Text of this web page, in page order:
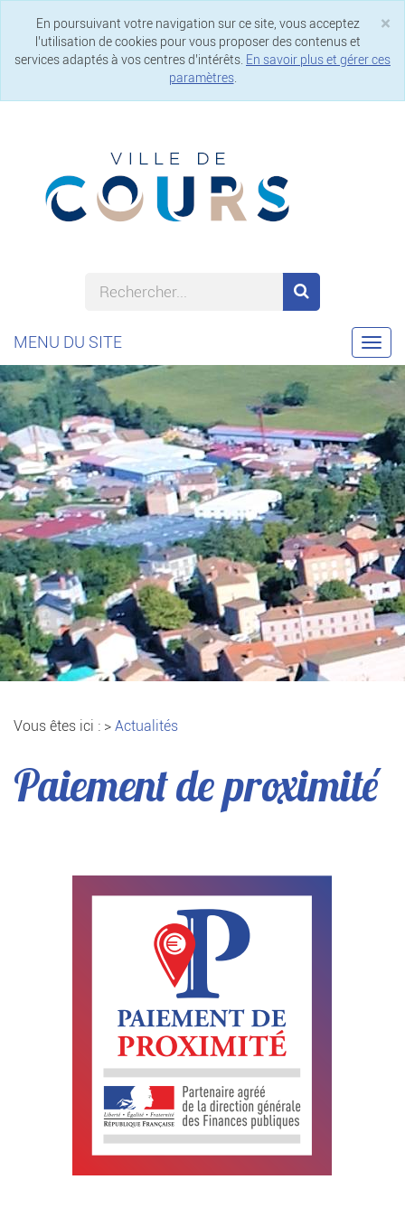
×
En poursuivant votre navigation sur ce site, vous acceptez
l’utilisation de cookies pour vous proposer des contenus et
services adaptés à vos centres d’intérêts. En savoir plus et gérer ces
paramètres.
MENU DU SITE
Vous êtes ici : > Actualités
Paiement de proximité